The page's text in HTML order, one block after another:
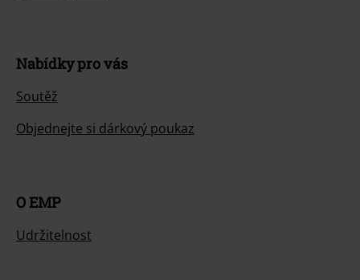
Nabídky pro vás
Soutěž
Objednejte si dárkový poukaz
O EMP
Udržitelnost